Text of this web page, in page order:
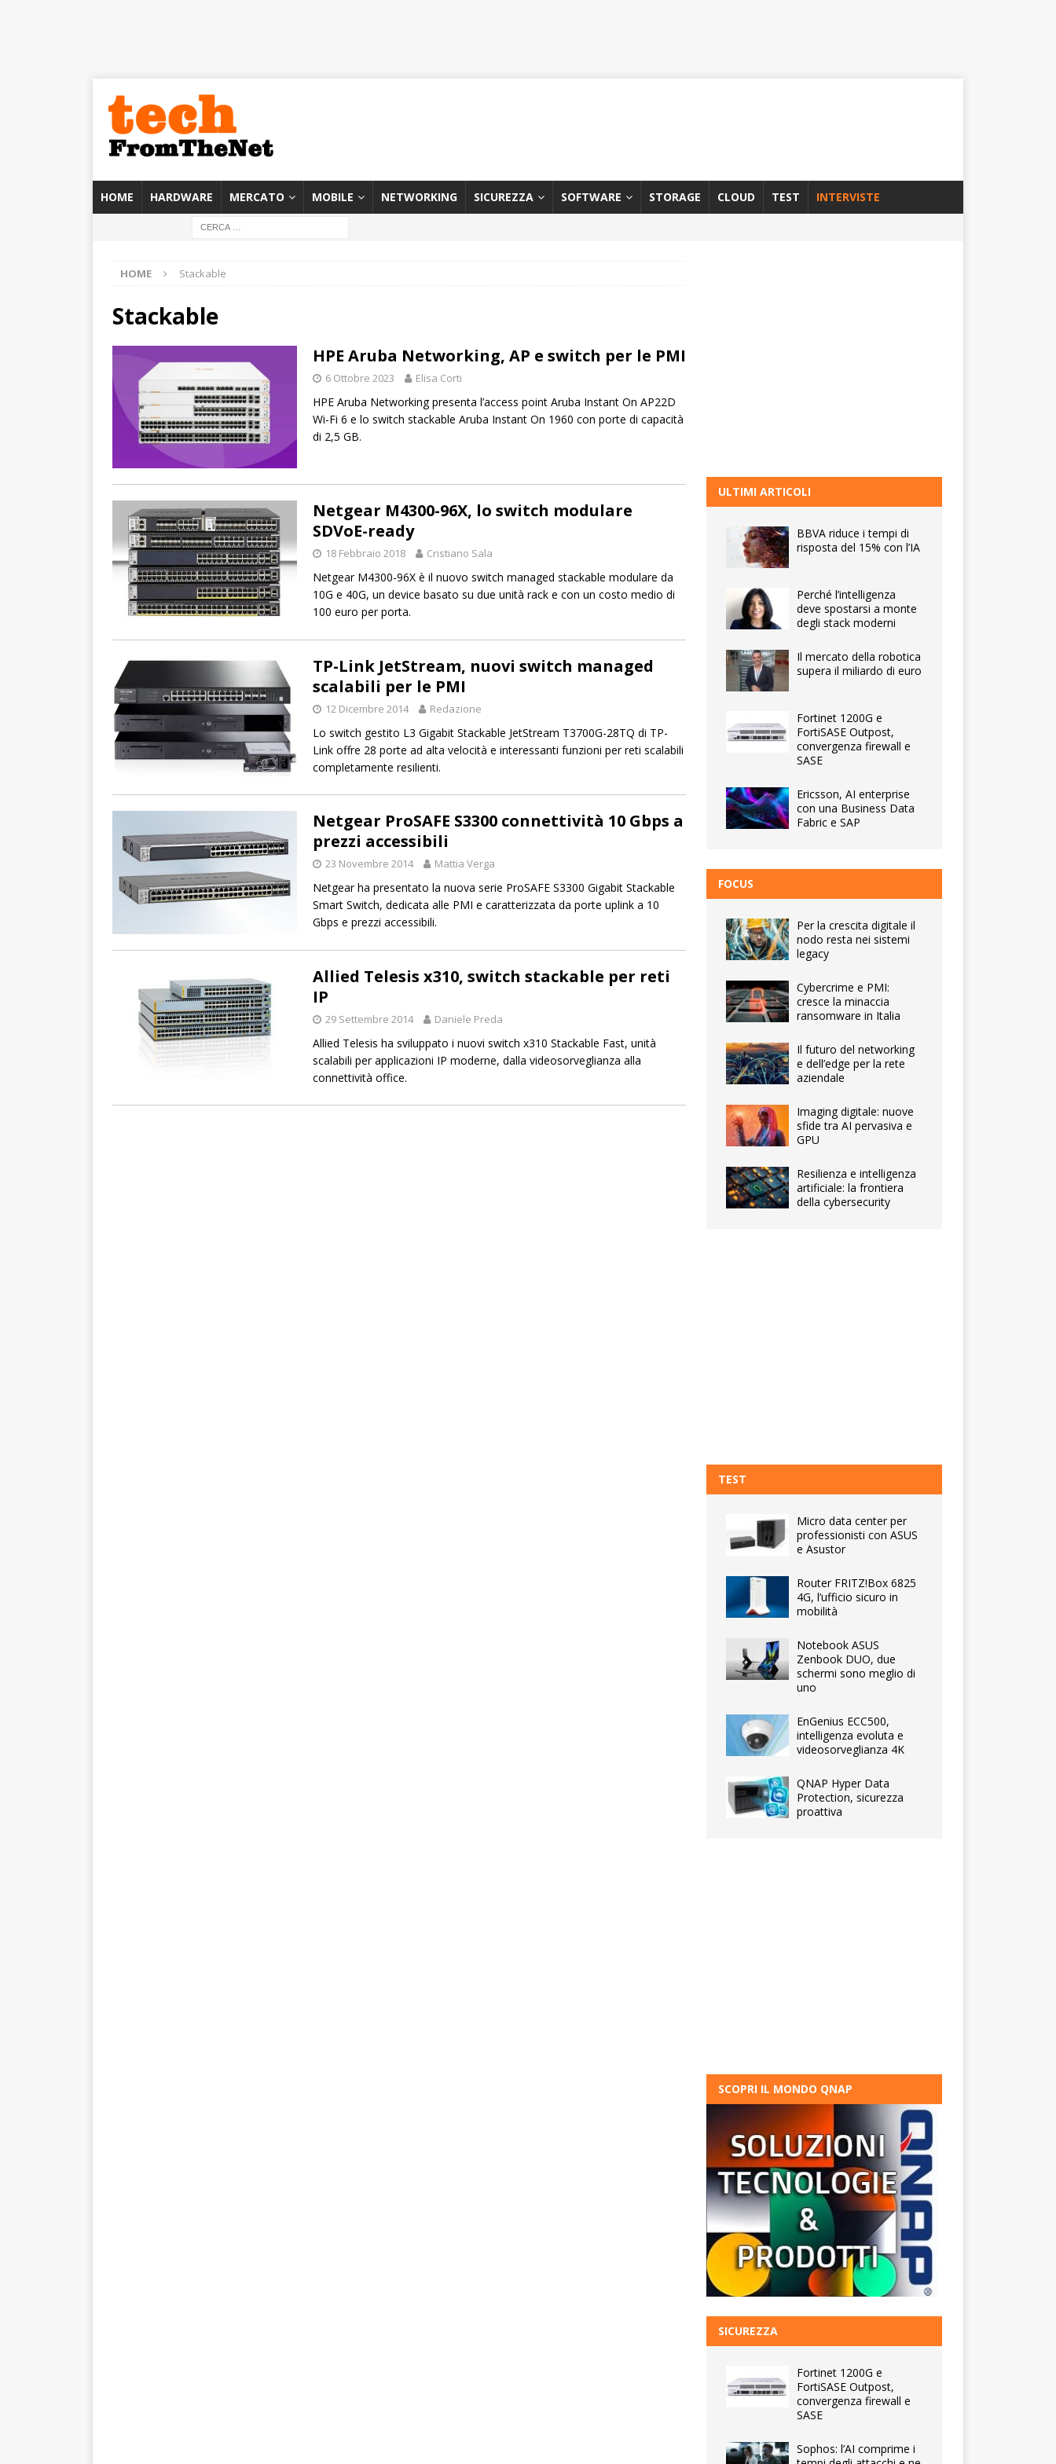
HOME HARDWARE MERCATO MOBILE NETWORKING SICUREZZA SOFTWARE STORAGE CLOUD TEST INTERVISTE
HOME Stackable
Stackable
HPE Aruba Networking, AP e switch per le PMI
6 Ottobre 2023 Elisa Corti
HPE Aruba Networking presenta l’access point Aruba Instant On AP22D
Wi-Fi 6 e lo switch stackable Aruba Instant On 1960 con porte di capacità
di 2,5 GB.
Netgear M4300-96X, lo switch modulare
SDVoE-ready
18 Febbraio 2018 Cristiano Sala
Netgear M4300-96X è il nuovo switch managed stackable modulare da
10G e 40G, un device basato su due unità rack e con un costo medio di
100 euro per porta.
TP-Link JetStream, nuovi switch managed
scalabili per le PMI
12 Dicembre 2014 Redazione
Lo switch gestito L3 Gigabit Stackable JetStream T3700G-28TQ di TP-
Link offre 28 porte ad alta velocità e interessanti funzioni per reti scalabili
completamente resilienti.
Netgear ProSAFE S3300 connettività 10 Gbps a
prezzi accessibili
23 Novembre 2014 Mattia Verga
Netgear ha presentato la nuova serie ProSAFE S3300 Gigabit Stackable
Smart Switch, dedicata alle PMI e caratterizzata da porte uplink a 10
Gbps e prezzi accessibili.
Allied Telesis x310, switch stackable per reti
IP
29 Settembre 2014 Daniele Preda
Allied Telesis ha sviluppato i nuovi switch x310 Stackable Fast, unità
scalabili per applicazioni IP moderne, dalla videosorveglianza alla
connettività office.
ULTIMI ARTICOLI
BBVA riduce i tempi di
risposta del 15% con l’IA
Perché l’intelligenza
deve spostarsi a monte
degli stack moderni
Il mercato della robotica
supera il miliardo di euro
Fortinet 1200G e
FortiSASE Outpost,
convergenza firewall e
SASE
Ericsson, AI enterprise
con una Business Data
Fabric e SAP
FOCUS
Per la crescita digitale il
nodo resta nei sistemi
legacy
Cybercrime e PMI:
cresce la minaccia
ransomware in Italia
Il futuro del networking
e dell’edge per la rete
aziendale
Imaging digitale: nuove
sfide tra AI pervasiva e
GPU
Resilienza e intelligenza
artificiale: la frontiera
della cybersecurity
TEST
Micro data center per
professionisti con ASUS
e Asustor
Router FRITZ!Box 6825
4G, l’ufficio sicuro in
mobilità
Notebook ASUS
Zenbook DUO, due
schermi sono meglio di
uno
EnGenius ECC500,
intelligenza evoluta e
videosorveglianza 4K
QNAP Hyper Data
Protection, sicurezza
proattiva
SCOPRI IL MONDO QNAP
SICUREZZA
Fortinet 1200G e
FortiSASE Outpost,
convergenza firewall e
SASE
Sophos: l’AI comprime i